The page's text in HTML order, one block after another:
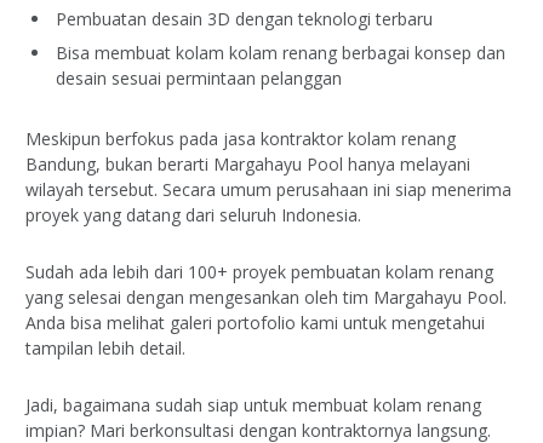
Pembuatan desain 3D dengan teknologi terbaru
Bisa membuat kolam kolam renang berbagai konsep dan
desain sesuai permintaan pelanggan
Meskipun berfokus pada jasa kontraktor kolam renang
Bandung, bukan berarti Margahayu Pool hanya melayani
wilayah tersebut. Secara umum perusahaan ini siap menerima
proyek yang datang dari seluruh Indonesia.
Sudah ada lebih dari 100+ proyek pembuatan kolam renang
yang selesai dengan mengesankan oleh tim Margahayu Pool.
Anda bisa melihat galeri portofolio kami untuk mengetahui
tampilan lebih detail.
Jadi, bagaimana sudah siap untuk membuat kolam renang
impian? Mari berkonsultasi dengan kontraktornya langsung.